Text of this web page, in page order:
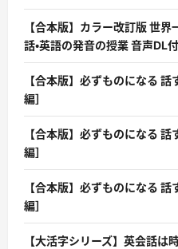
【合本版】カラー改訂版 世界
話・英語の発音の授業 音声DL付
【合本版】必ずものになる 話
編］
【合本版】必ずものになる
編］
【合本版】必ずものになる
編］
【大活字シリーズ】英会話は